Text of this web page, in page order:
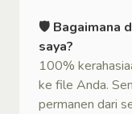
🛡 Bagaimana
saya?
100%
ke file Anda.
permanen dari